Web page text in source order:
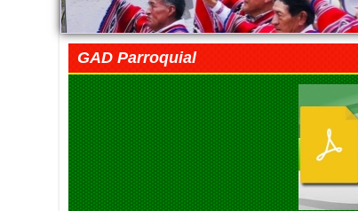
GAD Parroquial